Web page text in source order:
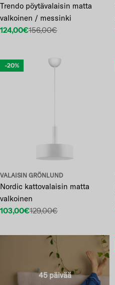
Trendo pöytävalaisin matta
valkoinen / messinki
Etuhinta
124,00€
Normaalihinta
156,00€
-20%
VALAISIN GRÖNLUND
Nordic kattovalaisin matta
valkoinen
Etuhinta
103,00€
Normaalihinta
129,00€
45 päivää